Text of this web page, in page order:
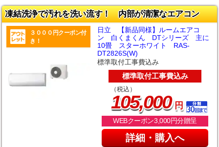
凍結洗浄で汚れを洗い流す！ 内部が清潔なエアコン
３０００円クーポン付
き！
日立 【新品同様】ルームエアコ
ン 白くまくん DTシリーズ 主に
10畳 スターホワイト RAS-
DT2826S(W)
標準取付工事費込み
標準取付工事費込み
（税込）
105,000円
WEBクーポン3,000円分贈呈
詳細・購入へ